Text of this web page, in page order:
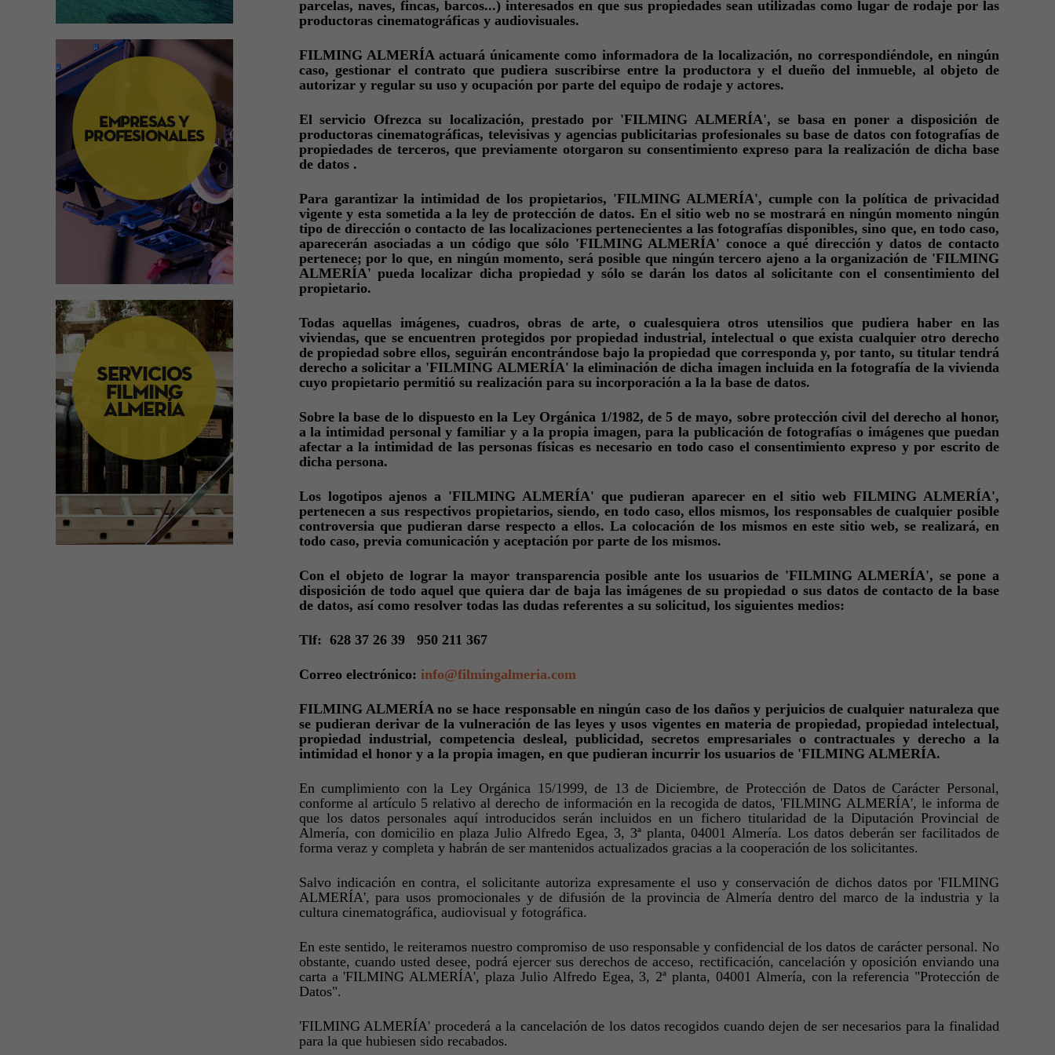
parcelas, naves, fincas, barcos...) interesados en que sus propiedades sean utilizadas como lugar de rodaje por las
productoras cinematográficas y audiovisuales.
FILMING ALMERÍA actuará únicamente como informadora de la localización, no correspondiéndole, en ningún
caso, gestionar el contrato que pudiera suscribirse entre la productora y el dueño del inmueble, al objeto de
autorizar y regular su uso y ocupación por parte del equipo de rodaje y actores.
El servicio Ofrezca su localización, prestado por 'FILMING ALMERÍA', se basa en poner a disposición de
productoras cinematográficas, televisivas y agencias publicitarias profesionales su base de datos con fotografías de
propiedades de terceros, que previamente otorgaron su consentimiento expreso para la realización de dicha base
de datos .
Para garantizar la intimidad de los propietarios, 'FILMING ALMERÍA', cumple con la política de privacidad
vigente y esta sometida a la ley de protección de datos. En el sitio web no se mostrará en ningún momento ningún
tipo de dirección o contacto de las localizaciones pertenecientes a las fotografías disponibles, sino que, en todo caso,
aparecerán asociadas a un código que sólo 'FILMING ALMERÍA' conoce a qué dirección y datos de contacto
pertenece; por lo que, en ningún momento, será posible que ningún tercero ajeno a la organización de 'FILMING
ALMERÍA' pueda localizar dicha propiedad y sólo se darán los datos al solicitante con el consentimiento del
propietario.
Todas aquellas imágenes, cuadros, obras de arte, o cualesquiera otros utensilios que pudiera haber en las
viviendas, que se encuentren protegidos por propiedad industrial, intelectual o que exista cualquier otro derecho
de propiedad sobre ellos, seguirán encontrándose bajo la propiedad que corresponda y, por tanto, su titular tendrá
derecho a solicitar a 'FILMING ALMERÍA' la eliminación de dicha imagen incluida en la fotografía de la vivienda
cuyo propietario permitió su realización para su incorporación a la la base de datos.
Sobre la base de lo dispuesto en la Ley Orgánica 1/1982, de 5 de mayo, sobre protección civil del derecho al honor,
a la intimidad personal y familiar y a la propia imagen, para la publicación de fotografías o imágenes que puedan
afectar a la intimidad de las personas físicas es necesario en todo caso el consentimiento expreso y por escrito de
dicha persona.
Los logotipos ajenos a 'FILMING ALMERÍA' que pudieran aparecer en el sitio web FILMING ALMERÍA',
pertenecen a sus respectivos propietarios, siendo, en todo caso, ellos mismos, los responsables de cualquier posible
controversia que pudieran darse respecto a ellos. La colocación de los mismos en este sitio web, se realizará, en
todo caso, previa comunicación y aceptación por parte de los mismos.
Con el objeto de lograr la mayor transparencia posible ante los usuarios de 'FILMING ALMERÍA', se pone a
disposición de todo aquel que quiera dar de baja las imágenes de su propiedad o sus datos de contacto de la base
de datos, así como resolver todas las dudas referentes a su solicitud, los siguientes medios:
Tlf: 628 37 26 39 950 211 367
Correo electrónico: info@filmingalmeria.com
FILMING ALMERÍA no se hace responsable en ningún caso de los daños y perjuicios de cualquier naturaleza que
se pudieran derivar de la vulneración de las leyes y usos vigentes en materia de propiedad, propiedad intelectual,
propiedad industrial, competencia desleal, publicidad, secretos empresariales o contractuales y derecho a la
intimidad el honor y a la propia imagen, en que pudieran incurrir los usuarios de 'FILMING ALMERÍA.
En cumplimiento con la Ley Orgánica 15/1999, de 13 de Diciembre, de Protección de Datos de Carácter Personal,
conforme al artículo 5 relativo al derecho de información en la recogida de datos, 'FILMING ALMERÍA', le informa de
que los datos personales aquí introducidos serán incluidos en un fichero titularidad de la Diputación Provincial de
Almería, con domicilio en plaza Julio Alfredo Egea, 3, 3ª planta, 04001 Almería. Los datos deberán ser facilitados de
forma veraz y completa y habrán de ser mantenidos actualizados gracias a la cooperación de los solicitantes.
Salvo indicación en contra, el solicitante autoriza expresamente el uso y conservación de dichos datos por 'FILMING
ALMERÍA', para usos promocionales y de difusión de la provincia de Almería dentro del marco de la industria y la
cultura cinematográfica, audiovisual y fotográfica.
En este sentido, le reiteramos nuestro compromiso de uso responsable y confidencial de los datos de carácter personal. No
obstante, cuando usted desee, podrá ejercer sus derechos de acceso, rectificación, cancelación y oposición enviando una
carta a 'FILMING ALMERÍA', plaza Julio Alfredo Egea, 3, 2ª planta, 04001 Almería, con la referencia "Protección de
Datos".
'FILMING ALMERÍA' procederá a la cancelación de los datos recogidos cuando dejen de ser necesarios para la finalidad
para la que hubiesen sido recabados.